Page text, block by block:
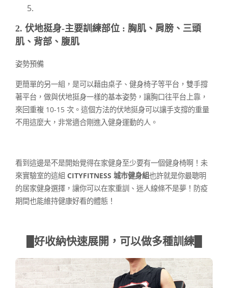
2. 伏地挺身-主要訓練部位 : 胸肌、肩膀、三頭
肌、背部、腹肌
姿勢預備
更簡單的另一組，是可以藉由桌子、健身椅子等平台，雙手撐
著平台，做與伏地挺身一樣的基本姿勢，讓胸口往平台上靠，
來回重複 10-15 次。這個方法的伏地挺身可以讓手支撐的重量
不用這麼大，非常適合剛進入健身運動的人。
看到這邊是不是開始覺得在家健身至少要有一個健身椅啊！未
來實驗室的這組 CITYFITNESS 城市健身組也許就是你最聰明
的居家健身選擇，讓你可以在家重訓、迷人線條不是夢！防疫
期間也能維持健康好看的體態！
█好收納快速展開，可以做多種訓練█